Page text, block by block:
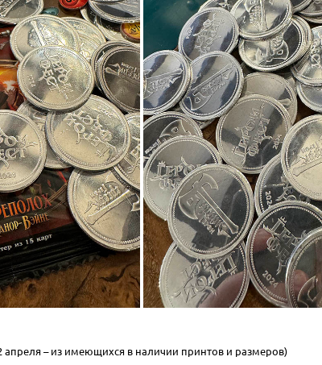
– из имеющихся в наличии принтов и размеров)